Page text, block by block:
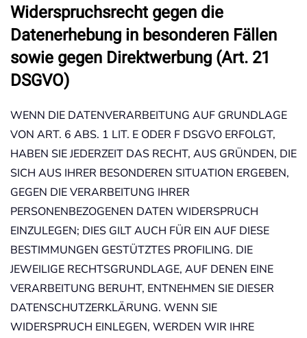
Widerspruchsrecht gegen die
Datenerhebung in besonderen Fällen
sowie gegen Direktwerbung (Art. 21
DSGVO)
WENN DIE DATENVERARBEITUNG AUF GRUNDLAGE
VON ART. 6 ABS. 1 LIT. E ODER F DSGVO ERFOLGT,
HABEN SIE JEDERZEIT DAS RECHT, AUS GRÜNDEN, DIE
SICH AUS IHRER BESONDEREN SITUATION ERGEBEN,
GEGEN DIE VERARBEITUNG IHRER
PERSONENBEZOGENEN DATEN WIDERSPRUCH
EINZULEGEN; DIES GILT AUCH FÜR EIN AUF DIESE
BESTIMMUNGEN GESTÜTZTES PROFILING. DIE
JEWEILIGE RECHTSGRUNDLAGE, AUF DENEN EINE
VERARBEITUNG BERUHT, ENTNEHMEN SIE DIESER
DATENSCHUTZERKLÄRUNG. WENN SIE
WIDERSPRUCH EINLEGEN, WERDEN WIR IHRE